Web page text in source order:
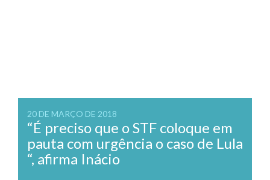
20 DE MARÇO DE 2018
“É preciso que o STF coloque em
pauta com urgência o caso de Lula
“, afirma Inácio